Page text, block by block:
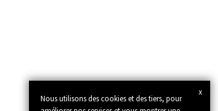
x
Nous utilisons des cookies et des tiers, pour